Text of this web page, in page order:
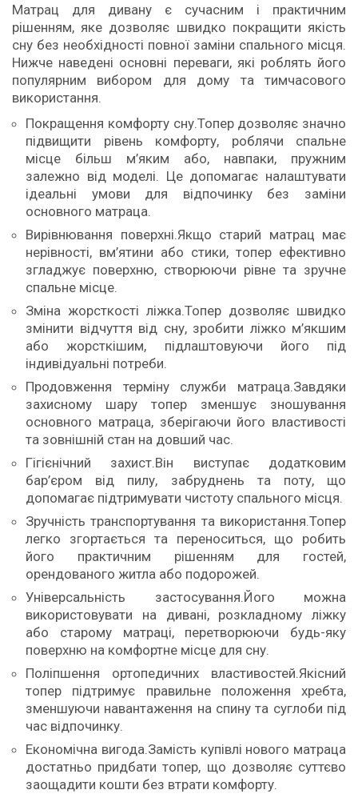
Матрац для дивану є сучасним і практичним
рішенням, яке дозволяє швидко покращити якість
сну без необхідності повної заміни спального місця.
Нижче наведені основні переваги, які роблять його
популярним вибором для дому та тимчасового
використання.
Покращення комфорту сну.Топер дозволяє значно
підвищити рівень комфорту, роблячи спальне
місце більш м’яким або, навпаки, пружним
залежно від моделі. Це допомагає налаштувати
ідеальні умови для відпочинку без заміни
основного матраца.
Вирівнювання поверхні.Якщо старий матрац має
нерівності, вм’ятини або стики, топер ефективно
згладжує поверхню, створюючи рівне та зручне
спальне місце.
Зміна жорсткості ліжка.Топер дозволяє швидко
змінити відчуття від сну, зробити ліжко м’якшим
або жорсткішим, підлаштовуючи його під
індивідуальні потреби.
Продовження терміну служби матраца.Завдяки
захисному шару топер зменшує зношування
основного матраца, зберігаючи його властивості
та зовнішній стан на довший час.
Гігієнічний захист.Він виступає додатковим
бар’єром від пилу, забруднень та поту, що
допомагає підтримувати чистоту спального місця.
Зручність транспортування та використання.Топер
легко згортається та переноситься, що робить
його практичним рішенням для гостей,
орендованого житла або подорожей.
Універсальність застосування.Його можна
використовувати на дивані, розкладному ліжку
або старому матраці, перетворюючи будь-яку
поверхню на комфортне місце для сну.
Поліпшення ортопедичних властивостей.Якісний
топер підтримує правильне положення хребта,
зменшуючи навантаження на спину та суглоби під
час відпочинку.
Економічна вигода.Замість купівлі нового матраца
достатньо придбати топер, що дозволяє суттєво
заощадити кошти без втрати комфорту.